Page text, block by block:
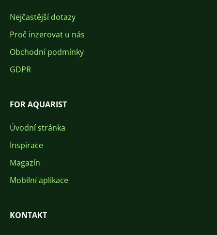
Nejčastější dotazy
Proč inzerovat u nás
Obchodní podmínky
GDPR
FOR AQUARIST
Úvodní stránka
Inspirace
Magazín
Mobilní aplikace
KONTAKT